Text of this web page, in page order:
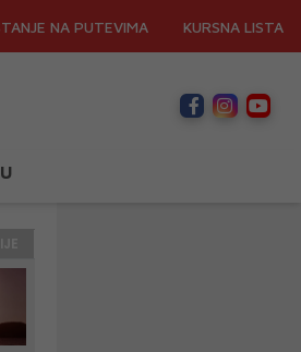
NA PUTEVIMA KURSNA LISTA